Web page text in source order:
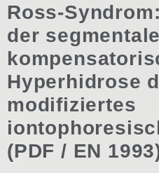
Ross-
der
Hyperhidrose
modifiziertes
(PDF / EN